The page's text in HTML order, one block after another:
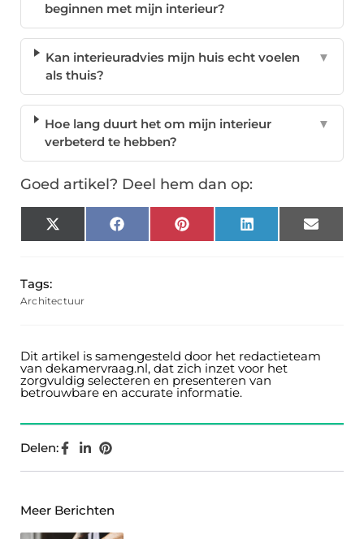
beginnen met mijn interieur?
Kan interieuradvies mijn huis echt voelen
als thuis?
▼
Hoe lang duurt het om mijn interieur
verbeterd te hebben?
▼
Goed artikel? Deel hem dan op:
X
(Twitter)
FacebookPinterest LinkedIn Email
Tags:
Architectuur
Dit artikel is samengesteld door het redactieteam
van dekamervraag.nl, dat zich inzet voor het
zorgvuldig selecteren en presenteren van
betrouwbare en accurate informatie.
Delen:
Meer Berichten